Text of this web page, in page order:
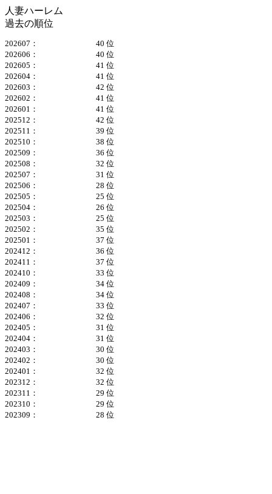
人妻ハーレム
過去の順位
202607：
40 位
202606：
40 位
202605：
41 位
202604：
41 位
202603：
42 位
202602：
41 位
202601：
41 位
202512：
42 位
202511：
39 位
202510：
38 位
202509：
36 位
202508：
32 位
202507：
31 位
202506：
28 位
202505：
25 位
202504：
26 位
202503：
25 位
202502：
35 位
202501：
37 位
202412：
36 位
202411：
37 位
202410：
33 位
202409：
34 位
202408：
34 位
202407：
33 位
202406：
32 位
202405：
31 位
202404：
31 位
202403：
30 位
202402：
30 位
202401：
32 位
202312：
32 位
202311：
29 位
202310：
29 位
202309：
28 位